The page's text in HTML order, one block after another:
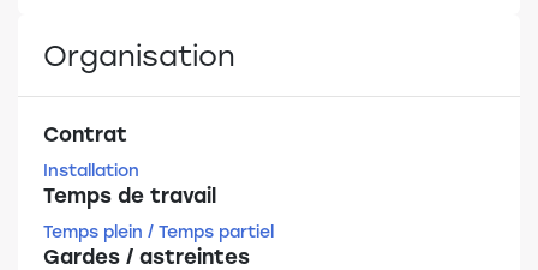
Organisation
Contrat
Installation
Temps de travail
Temps plein / Temps partiel
Gardes / astreintes